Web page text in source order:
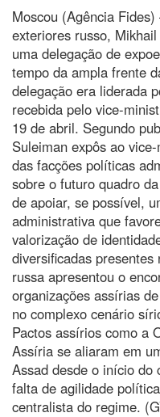
Moscou (Agência
exteriores russo,
uma delegação de
tempo da ampla frente
delegação era liderada
recebida pelo vice-
19 de abril. Segundo
Suleiman expôs ao
das facções políticas
sobre o futuro quadro
de apoiar, se possível,
administrativa que
valorização de
diversificadas
russa apresentou o
organizações assírias
no complexo cenário
Pactos assírios como a
Assíria se aliaram em
Assad desde o início do
falta de agilidade
centralista do regime.